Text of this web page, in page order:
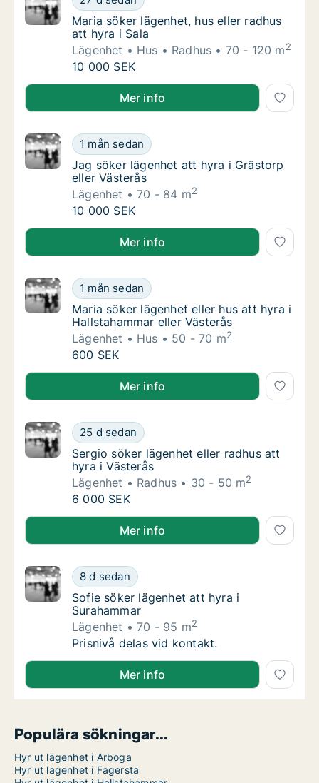
Maria söker lägenhet, hus eller radhus att
Maria söker lägenhet, hus eller radhus
att hyra i Sala
Lägenhet
Hus Radhus 70 - 120 m2
Maria söker lägenhet, hus eller radhus att
10 000 SEK
Maria söker lägenhet, hus eller radhus att hyra i Sala
Mer info
Jag söker lägenhet att hyra i Grästorp eller
1 mån sedan
Jag söker lägenhet att hyra i Grästorp eller
Jag söker lägenhet att hyra i Grästorp
eller Västerås
Lägenhet
70 - 84 m2
Jag söker lägenhet att hyra i Grästorp eller
10 000 SEK
Jag söker lägenhet att hyra i Grästorp eller Västerås
Mer info
Maria söker lägenhet eller hus att hyra i
1 mån sedan
Maria söker lägenhet eller hus att hyra i
Maria söker lägenhet eller hus att hyra i
Hallstahammar eller Västerås
Lägenhet
Hus 50 - 70 m2
Maria söker lägenhet eller hus att hyra i
600 SEK
Maria söker lägenhet eller hus att hyra i
Mer info
Sergio söker lägenhet eller radhus att hyra i
25 d sedan
Sergio söker lägenhet eller radhus att hyra i
Sergio söker lägenhet eller radhus att
hyra i Västerås
Lägenhet
Radhus 30 - 50 m2
Sergio söker lägenhet eller radhus att hyra i
6 000 SEK
Sergio söker lägenhet eller radhus att hyra i Västerås
Mer info
Sofie söker lägenhet att hyra i Surahammar
8 d sedan
Sofie söker lägenhet att hyra i Surahammar
Sofie söker lägenhet att hyra i
Surahammar
Lägenhet
70 - 95 m2
Sofie söker lägenhet att hyra i Surahammar
Prisnivå delas vid kontakt.
Sofie söker lägenhet att hyra i Surahammar
Mer info
Populära sökningar...
Hyr ut lägenhet i Arboga
Hyr ut lägenhet i Fagersta